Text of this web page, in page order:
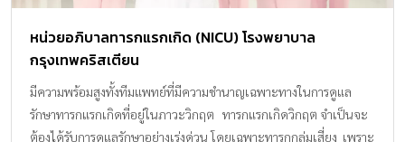
ว่า รุนแรง และพ่อแม่ควรกังวล ? เกิดขึ้นบ่อย ถ้าคุณแม่สังเกตว่าลูก ๆ มี
พฤติกรรมก้าวร้าวแบบซ้ำ ๆ เช่น ตีเพื่อน พูดด้วยอารมณ์รุนแรงและมีคำ
หยาบ ตะโกนใส่คนรอบข้าง หรือขว้างปาข้าวของ แม้เราจะคอยเตือน
หรือสอนหลายต่อหลายครั้งแล้วก็ตาม ซึ่งพฤติกรรมที่เกิดซ้ำ […]
หน่วยอภิบาลทารกแรกเกิด (NICU) โรงพยาบาล
กรุงเทพคริสเตียน
มีความพร้อมสูงทั้งทีมแพทย์ที่มีความชำนาญเฉพาะทางในการดูแล
รักษาทารกแรกเกิดที่อยู่ในภาวะวิกฤต ทารกแรกเกิดวิกฤต จำเป็นจะ
ต้องได้รับการดูแลรักษาอย่างเร่งด่วน โดยเฉพาะทารกกลุ่มเสี่ยง เพราะ